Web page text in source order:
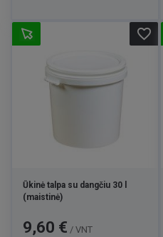
Ūkinė talpa su dangčiu 30 l
(maistinė)
Kaina
9,60 € / VNT
favorite_border